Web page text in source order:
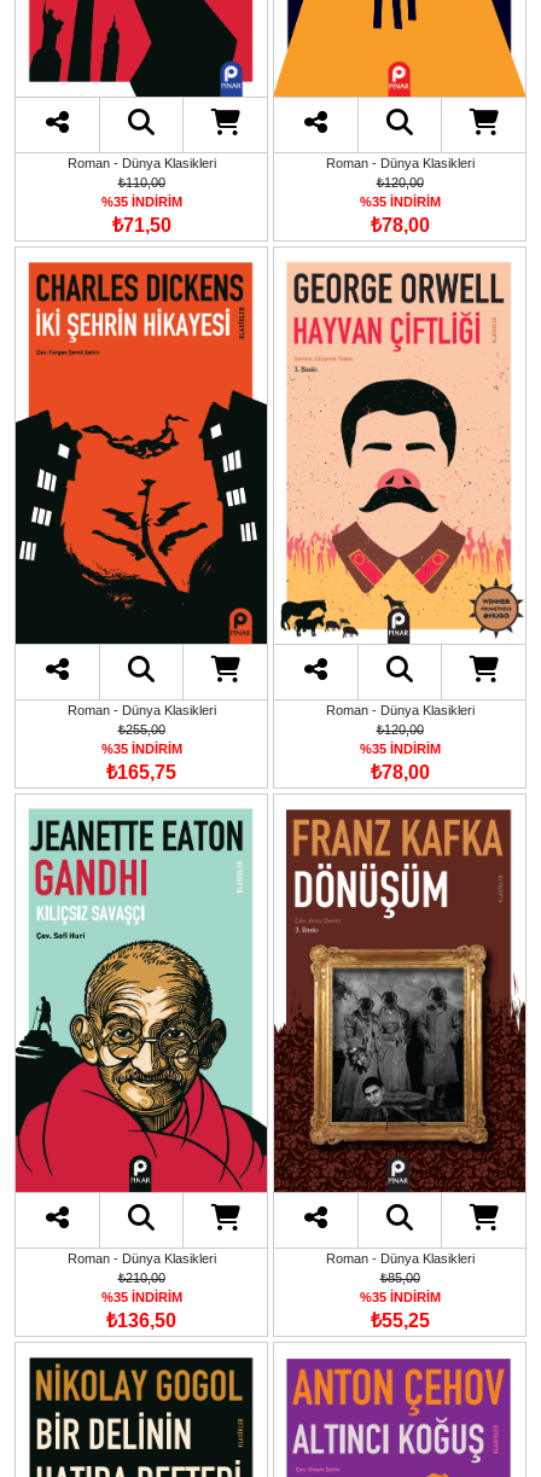
Roman - Dünya Klasikleri
₺110,00
%35 İNDİRİM
₺71,50
Roman - Dünya Klasikleri
₺120,00
%35 İNDİRİM
₺78,00
Roman - Dünya Klasikleri
₺255,00
%35 İNDİRİM
₺165,75
Roman - Dünya Klasikleri
₺120,00
%35 İNDİRİM
₺78,00
Roman - Dünya Klasikleri
₺210,00
%35 İNDİRİM
₺136,50
Roman - Dünya Klasikleri
₺85,00
%35 İNDİRİM
₺55,25